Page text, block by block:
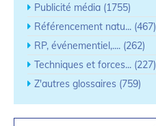
Publicité média (1755)
Référencement natu... (467)
RP, événementiel,.... (262)
Techniques et forces... (227)
Z'autres glossaires (759)